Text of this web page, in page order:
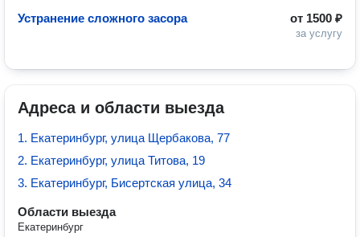
от 1500 ₽
за услугу
Устранение сложного засора
Адреса и области выезда
1. Екатеринбург, улица Щербакова, 77
2. Екатеринбург, улица Титова, 19
3. Екатеринбург, Бисертская улица, 34
Области выезда
Екатеринбург